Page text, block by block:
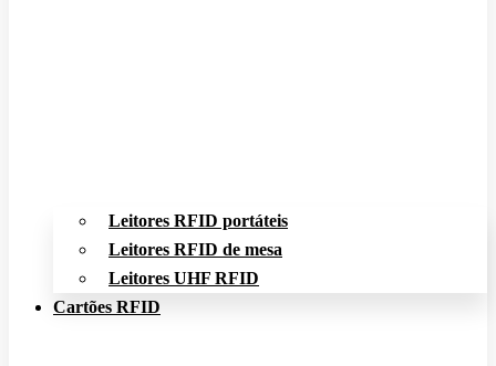
Leitores RFID portáteis
Leitores RFID de mesa
Leitores UHF RFID
Cartões RFID